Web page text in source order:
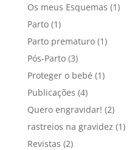
Os meus Esquemas (1)
Parto(1)
Parto prematuro(1)
Pós-Parto(3)
Proteger o bebé (1)
Publicações (4)
Quero engravidar! (2)
rastreios na gravidez (1)
Revistas (2)